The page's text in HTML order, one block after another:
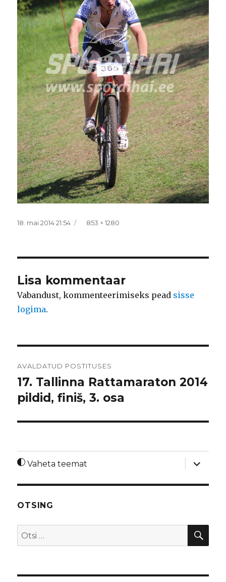
Postitatud
18. mai 2014 21:54 Täissuurus
853 × 1280
Lisa kommentaar
Vabandust, kommenteerimiseks pead sisse
logima.
AVALDATUD POSTITUSES
17. Tallinna Rattamaraton 2014
pildid, finiš, 3. osa
Vaheta teemat
laienda
OTSING
Otsi: